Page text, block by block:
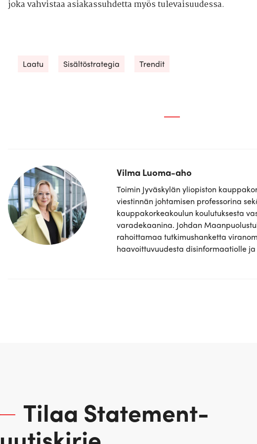
joka vahvistaa asiakassuhdetta myös tulevaisuudessa.
Laatu Sisältöstrategia Trendit
Vilma Luoma-aho
Toimin Jyväskylän yliopiston
viestinnän johtamisen professorina
kauppakorkeakoulun koulutuksesta
varadekaanina. Johdan
rahoittamaa tutkimushanketta
haavoittuvuudesta disinformaatiolle
Tilaa Statement-